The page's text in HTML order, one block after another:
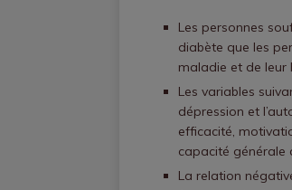
Les personnes
diabète que les
maladie et de leur
Les variables
dépression et
efficacité,
capacité générale
La relation